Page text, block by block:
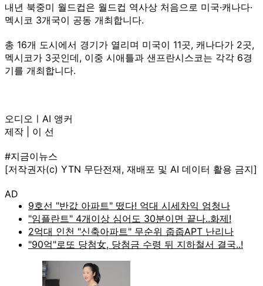
내년 북중미 월드컵은 월드컵 역사상 처음으로 미국·캐나다·
멕시코 3개국이 공동 개최합니다.
총 16개 도시에서 경기가 열리며 미국이 11곳, 캐나다가 2곳,
멕시코가 3곳인데, 이중 시애틀과 샌프란시스코는 각각 6경
기를 개최합니다.
오디오ㅣAI 앵커
제작 | 이 선
#지금이뉴스
[저작권자(c) YTN 무단전재, 재배포 및 AI 데이터 활용 금지]
AD